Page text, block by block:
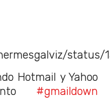
status/
Hotmail y Yahoo
#gmaildown